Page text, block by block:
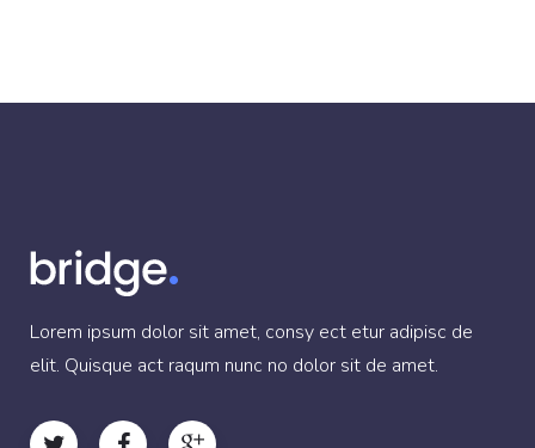
Lorem ipsum dolor sit amet, consy ect etur adipisc de
elit. Quisque act raqum nunc no dolor sit de amet.